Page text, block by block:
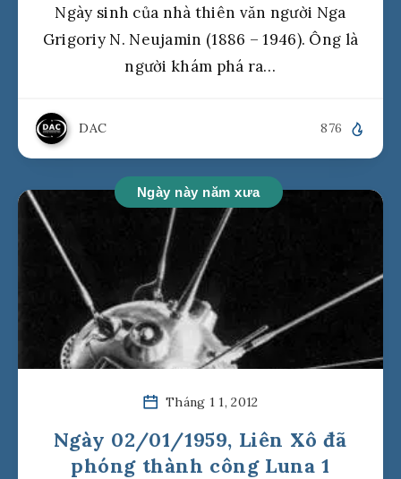
Ngày sinh của nhà thiên văn người Nga
Grigoriy N. Neujamin (1886 – 1946). Ông là
người khám phá ra…
DAC 876
Ngày này năm xưa
Tháng 1 1, 2012
Ngày 02/01/1959, Liên Xô đã
phóng thành công Luna 1